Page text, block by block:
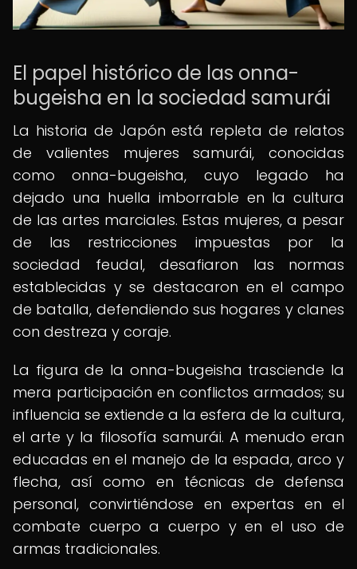
El papel histórico de las onna-
bugeisha en la sociedad samurái
La historia de Japón está repleta de relatos
de valientes mujeres samurái, conocidas
como onna-bugeisha, cuyo legado ha
dejado una huella imborrable en la cultura
de las artes marciales. Estas mujeres, a pesar
de las restricciones impuestas por la
sociedad feudal, desafiaron las normas
establecidas y se destacaron en el campo
de batalla, defendiendo sus hogares y clanes
con destreza y coraje.
La figura de la onna-bugeisha trasciende la
mera participación en conflictos armados; su
influencia se extiende a la esfera de la cultura,
el arte y la filosofía samurái. A menudo eran
educadas en el manejo de la espada, arco y
flecha, así como en técnicas de defensa
personal, convirtiéndose en expertas en el
combate cuerpo a cuerpo y en el uso de
armas tradicionales.